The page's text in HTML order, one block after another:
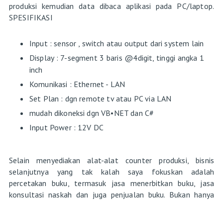
produksi kemudian data dibaca aplikasi pada PC/laptop.
SPESIFIKASI
Input : sensor , switch atau output dari system lain
Display : 7-segment 3 baris @4digit, tinggi angka 1
inch
Komunikasi : Ethernet - LAN
Set Plan : dgn remote tv atau PC via LAN
mudah dikoneksi dgn VB•NET dan C#
Input Power : 12V DC
Selain menyediakan alat-alat counter produksi, bisnis
selanjutnya yang tak kalah saya fokuskan adalah
percetakan buku, termasuk jasa menerbitkan buku, jasa
konsultasi naskah dan juga penjualan buku. Bukan hanya